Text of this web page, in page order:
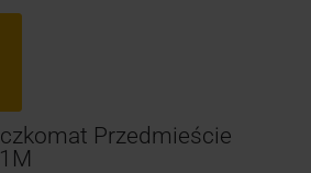
LogowaniePrzedmieście